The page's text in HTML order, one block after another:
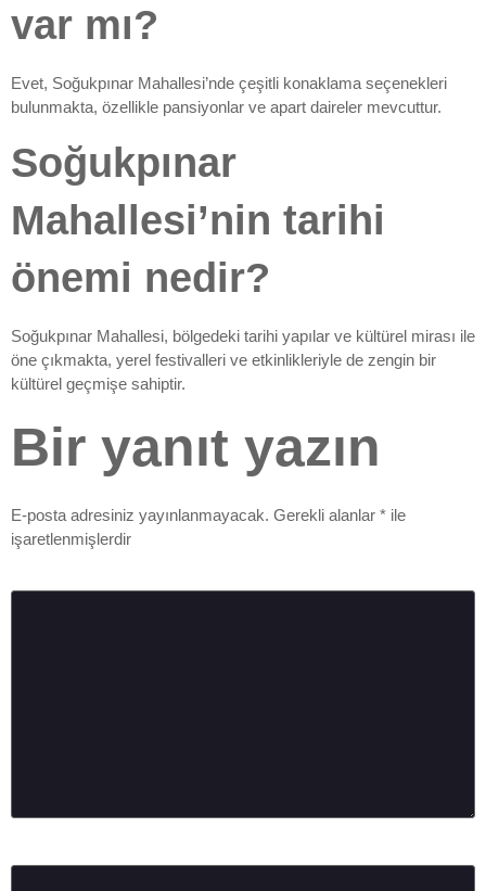
var mı?
Evet, Soğukpınar Mahallesi’nde çeşitli konaklama seçenekleri
bulunmakta, özellikle pansiyonlar ve apart daireler mevcuttur.
Soğukpınar
Mahallesi’nin tarihi
önemi nedir?
Soğukpınar Mahallesi, bölgedeki tarihi yapılar ve kültürel mirası ile
öne çıkmakta, yerel festivalleri ve etkinlikleriyle de zengin bir
kültürel geçmişe sahiptir.
Bir yanıt yazın
E-posta adresiniz yayınlanmayacak. Gerekli alanlar * ile
işaretlenmişlerdir